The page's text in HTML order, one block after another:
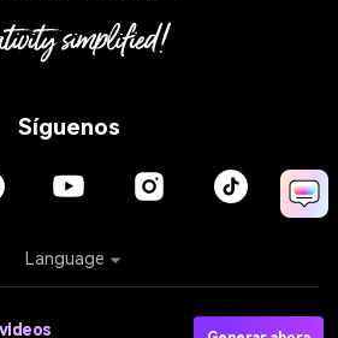
Síguenos
Privacy
Language